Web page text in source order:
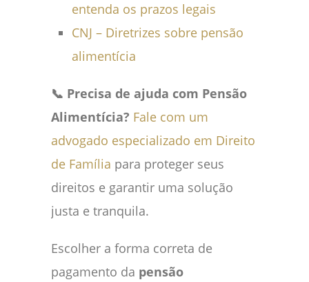
entenda os prazos legais
CNJ – Diretrizes sobre pensão
alimentícia
📞 Precisa de ajuda com Pensão
Alimentícia? Fale com um
advogado especializado em Direito
de Família para proteger seus
direitos e garantir uma solução
justa e tranquila.
Escolher a forma correta de
pagamento da pensão